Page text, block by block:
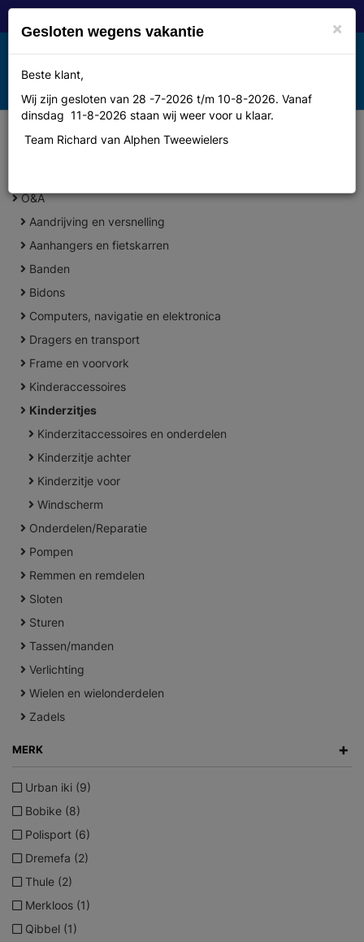
Toggle
navigation
MENU
O&A
Aandrijving en versnelling
Aanhangers en fietskarren
Banden
Bidons
Computers, navigatie en elektronica
Dragers en transport
Frame en voorvork
Kinderaccessoires
Kinderzitjes
Kinderzitaccessoires en onderdelen
Kinderzitje achter
Kinderzitje voor
Windscherm
Onderdelen/Reparatie
Pompen
Remmen en remdelen
Sloten
Sturen
Tassen/manden
Verlichting
Wielen en wielonderdelen
Zadels
MERK +
Urban iki (9)
Bobike (8)
Polisport (6)
Dremefa (2)
Thule (2)
Merkloos (1)
Qibbel (1)
×
Gesloten wegens vakantie
Beste klant,
Wij zijn gesloten van 28 -7-2026 t/m 10-8-2026. Vanaf
dinsdag 11-8-2026 staan wij weer voor u klaar.
Team Richard van Alphen Tweewielers